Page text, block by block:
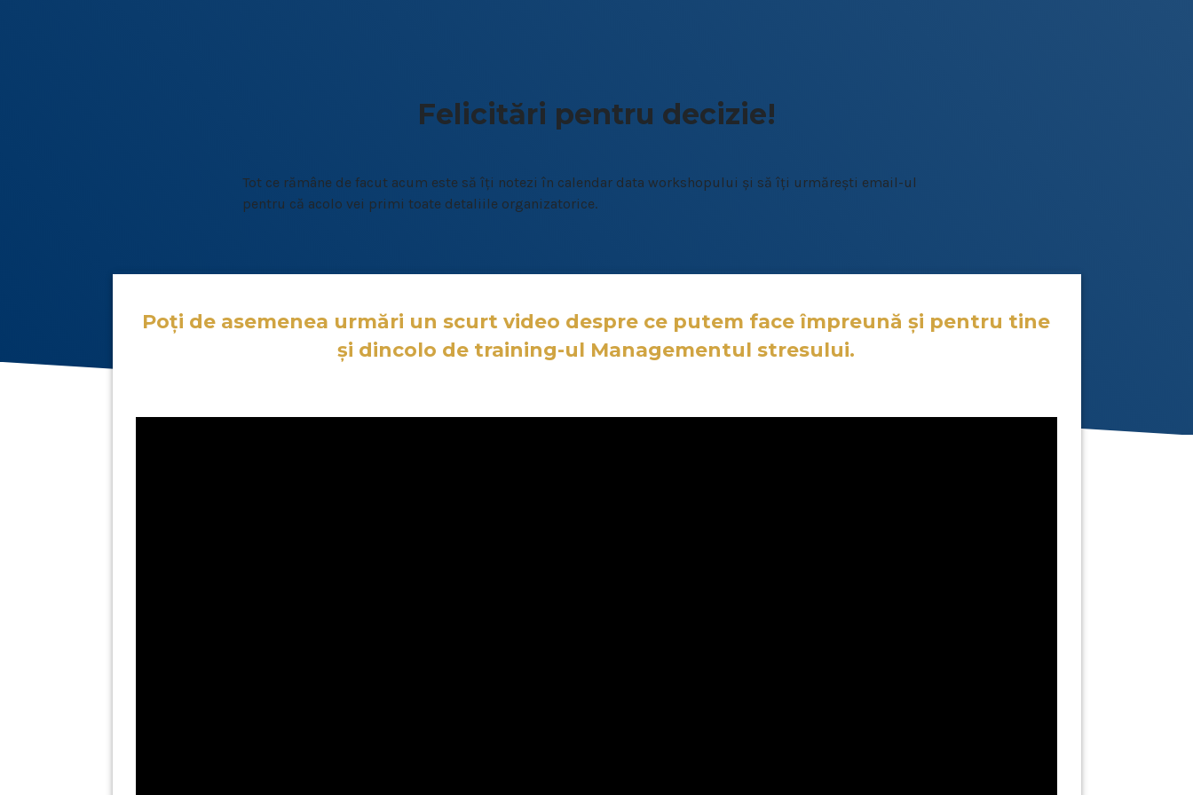
Felicitări pentru decizie!
Tot ce rămâne de facut acum este să îți notezi în calendar data workshopului și să îți urmărești email-ul
pentru că acolo vei primi toate detaliile organizatorice.
Poți de asemenea urmări un scurt video despre ce putem face împreună și pentru tine
și dincolo de training-ul Managementul stresului.